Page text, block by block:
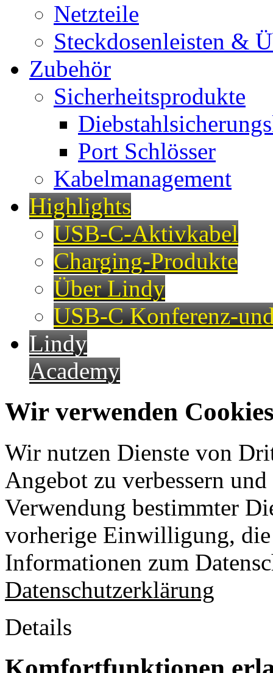
Netzteile
Steckdosenleisten &
Zubehör
Sicherheitsprodukte
Port Schlösser
Kabelmanagement
Highlights
USB-C-Aktivkabel
Charging-Produkte
Über Lindy
USB-C Konferenz-
Lindy
Academy
Wir verwenden
Wir nutzen Dienste von
Angebot zu verbessern
Verwendung bestimmter
vorherige Einwilligung,
Informationen zum
Datenschutzerklärung
Details